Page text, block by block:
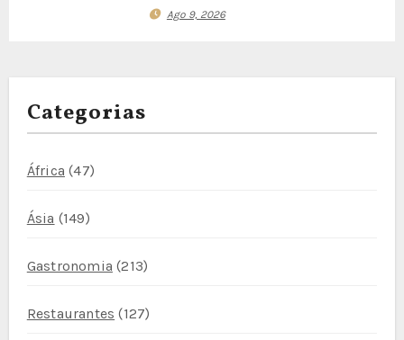
Ago 9, 2026
Categorias
África (47)
Ásia (149)
Gastronomia (213)
Restaurantes (127)